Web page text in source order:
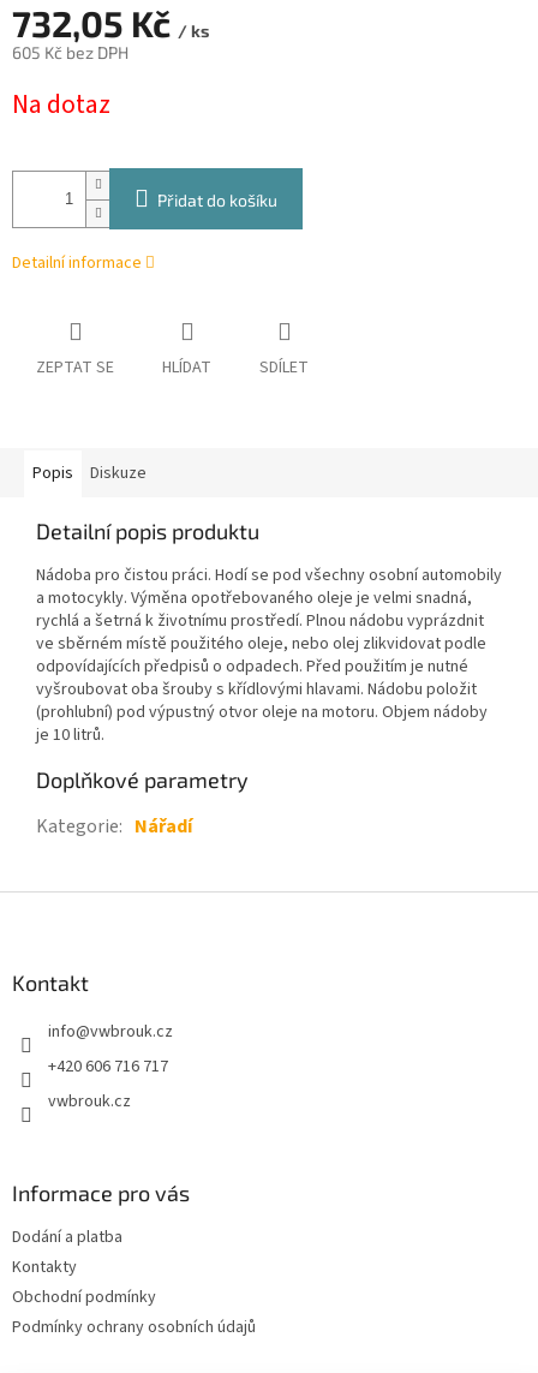
732,05 Kč / ks
605 Kč bez DPH
cena:
Na dotaz
Přidat do košíku
Detailní informace
ZEPTAT SE HLÍDAT SDÍLET
Popis Diskuze
Detailní popis produktu
Nádoba pro čistou práci. Hodí se pod všechny osobní automobily
a motocykly. Výměna opotřebovaného oleje je velmi snadná,
rychlá a šetrná k životnímu prostředí. Plnou nádobu vyprázdnit
ve sběrném místě použitého oleje, nebo olej zlikvidovat podle
odpovídajících předpisů o odpadech. Před použitím je nutné
vyšroubovat oba šrouby s křídlovými hlavami. Nádobu položit
(prohlubní) pod výpustný otvor oleje na motoru. Objem nádoby
je 10 litrů.
Doplňkové parametry
Kategorie: Nářadí
Kontakt
info@vwbrouk.cz
+420 606 716 717
vwbrouk.cz
Informace pro vás
Dodání a platba
Kontakty
Obchodní podmínky
Podmínky ochrany osobních údajů